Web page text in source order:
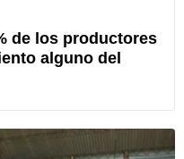
de los productores
alguno del